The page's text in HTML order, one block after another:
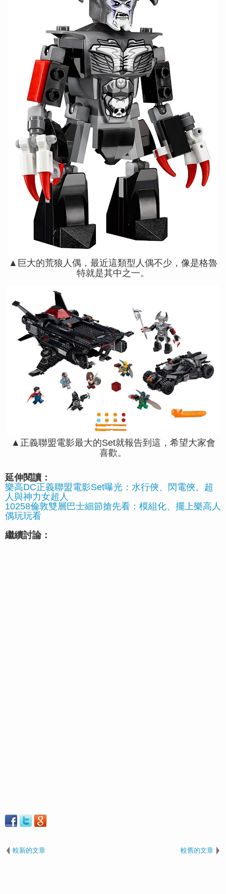
▲巨大的荒狼人偶，最近這類型人偶不少，像是格魯
特就是其中之一。
▲正義聯盟電影最大的Set就報告到這，希望大家會
喜歡。
延伸閱讀：
樂高DC正義聯盟電影Set曝光：水行俠、閃電俠、超
人與神力女超人
10258倫敦雙層巴士細節搶先看：模組化、擺上樂高人
偶玩玩看
繼續討論：
較新的文章 較舊的文章